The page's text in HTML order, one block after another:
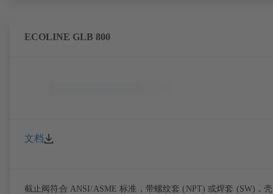
ECOLINE GLB 800
文档
截止阀符合 ANSI/ASME 标准，带螺纹套 (NPT) 或焊套 (SW)，